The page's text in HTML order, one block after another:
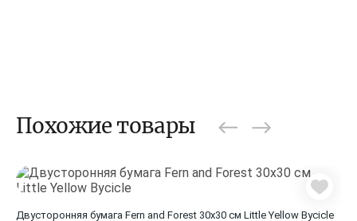
Похожие товары
Двусторонняя бумага Fern and Forest 30х30 см Little Yellow Bycicle